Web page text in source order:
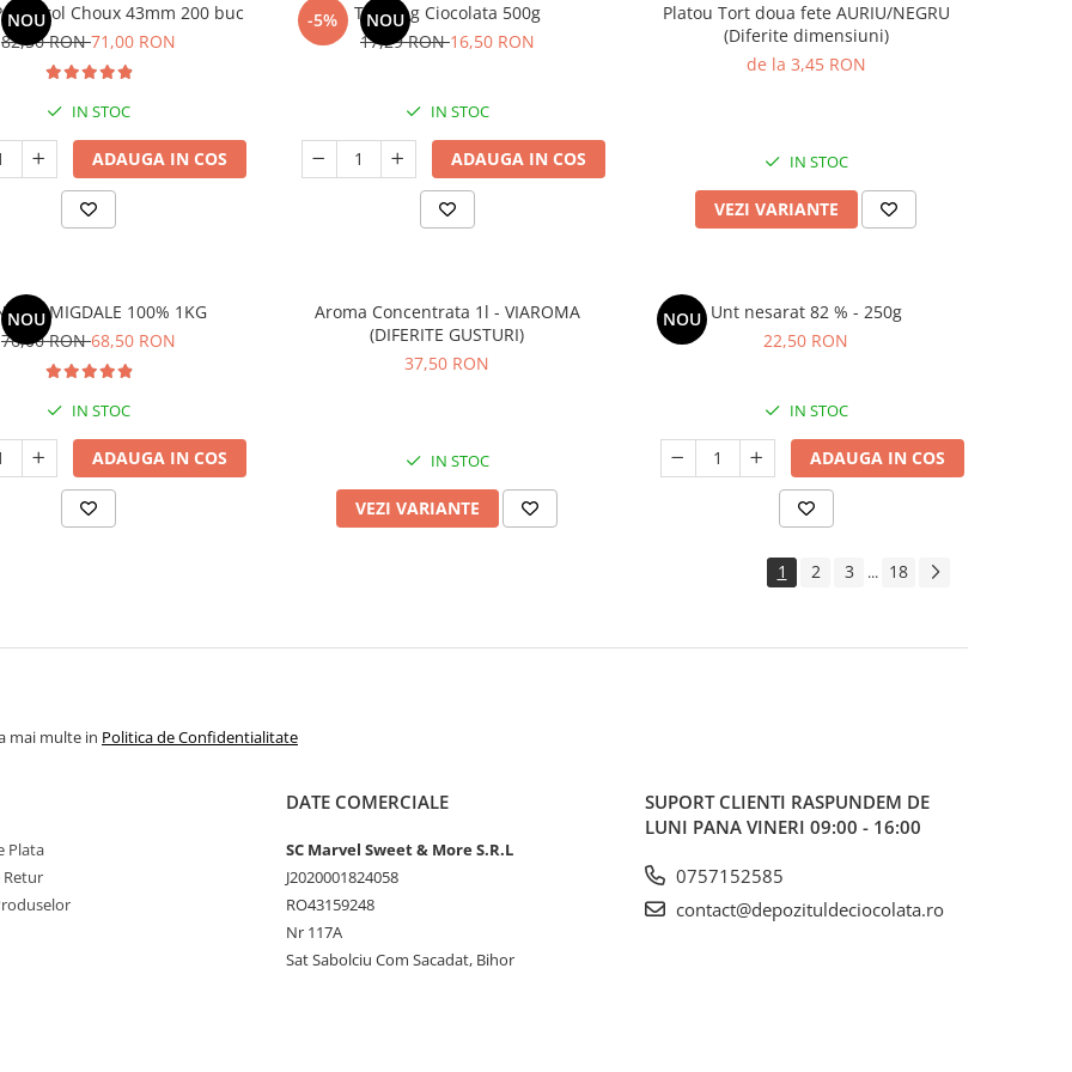
NOU
Choux 43mm 200 buc
82,50 RON71,00 RON
IN STOC
ADAUGA IN COS
-5% NOU
Topping Ciocolata 500g
17,29 RON16,50 RON
IN STOC
ADAUGA IN COS
Platou Tort doua fete AURIU/NEGRU
(Diferite dimensiuni)
de la 3,45 RON
IN STOC
VEZI VARIANTE
NOU
DE MIGDALE 100% 1KG
76,00 RON68,50 RON
IN STOC
ADAUGA IN COS
Aroma Concentrata 1l - VIAROMA
(DIFERITE GUSTURI)
37,50 RON
IN STOC
VEZI VARIANTE
NOU Unt nesarat 82 % - 250g
22,50 RON
IN STOC
ADAUGA IN COS
1 2 3 ... 18
mai multe in Politica de Confidentialitate
Plata
Retur
DATE COMERCIALE
SC Marvel Sweet & More S.R.L
J2020001824058
RO43159248
Nr 117A
Sat Sabolciu Com Sacadat, Bihor
SUPORT CLIENTI RASPUNDEM DE
LUNI PANA VINERI 09:00 - 16:00
0757152585
contact@depozituldeciocolata.ro